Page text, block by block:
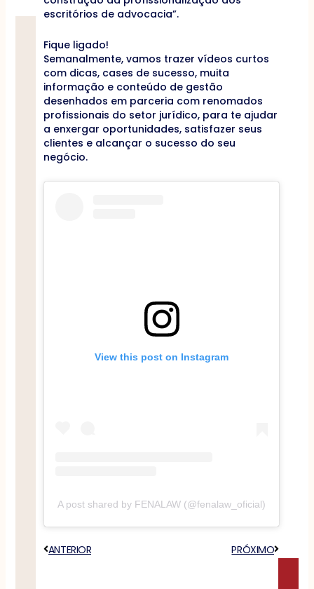
escritórios de advocacia”.
Fique ligado!
Semanalmente, vamos trazer vídeos curtos
com dicas, cases de sucesso, muita
informação e conteúdo de gestão
desenhados em parceria com renomados
profissionais do setor jurídico, para te ajudar
a enxergar oportunidades, satisfazer seus
clientes e alcançar o sucesso do seu
negócio.
View this post on Instagram
A post shared by FENALAW (@fenalaw_oficial)
Anterior
ANTERIOR PRÓXIMOPróximo